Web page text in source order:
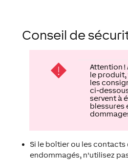
Conseil de
Attention !
le produit,
les
ci-
servent à
blessures
Si le boîtier ou les
endommagés, n'utilisez